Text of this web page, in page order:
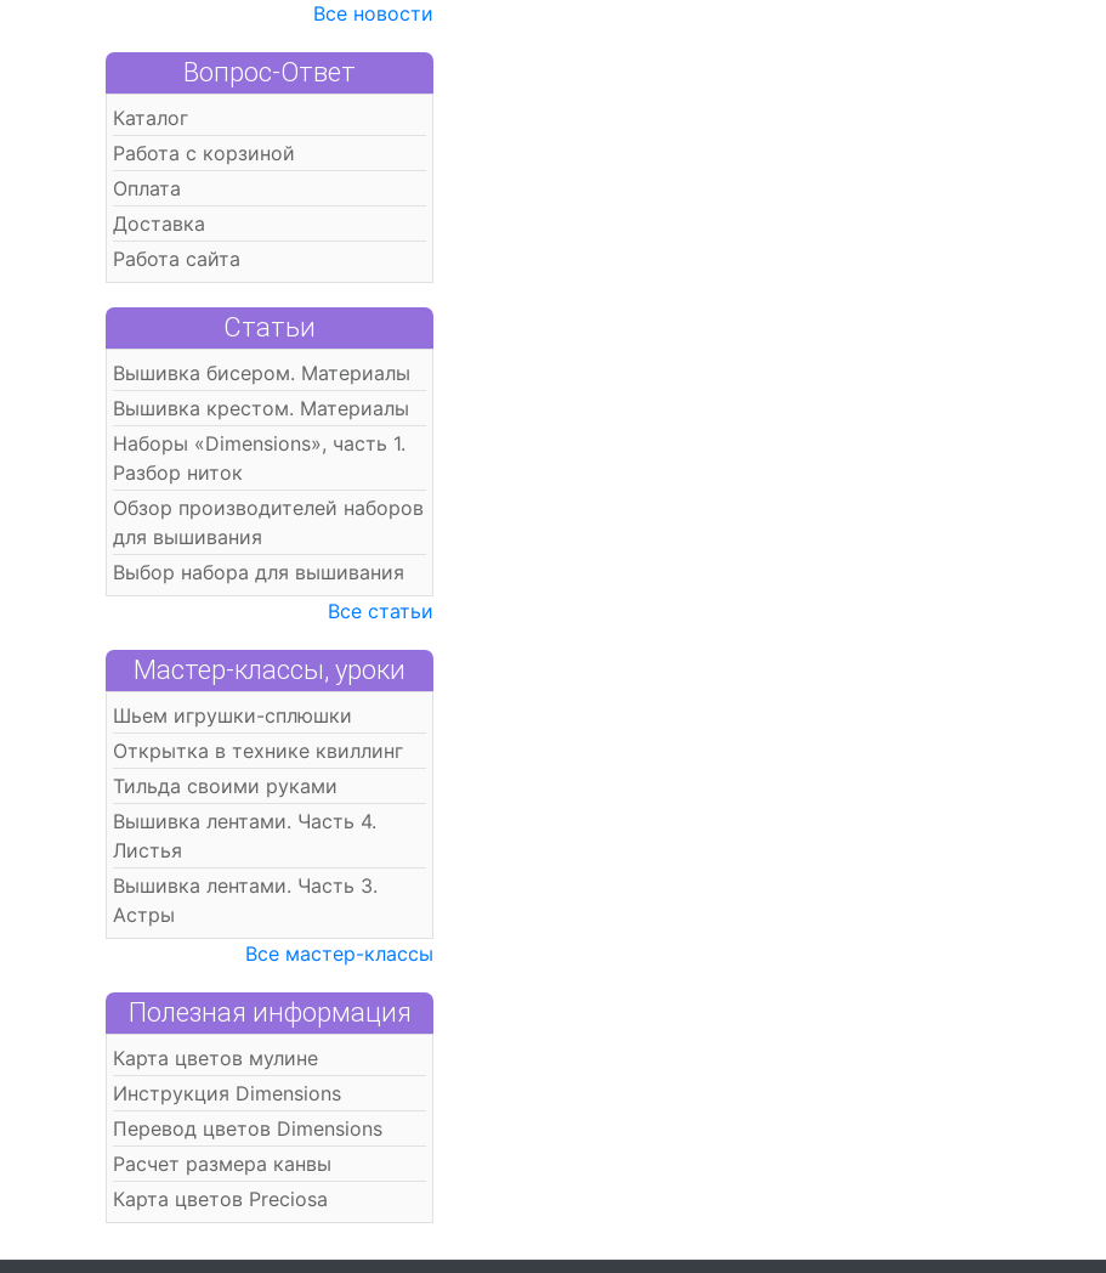
Все новости
Вопрос-Ответ
Каталог
Работа с корзиной
Оплата
Доставка
Работа сайта
Статьи
Вышивка бисером. Материалы
Вышивка крестом. Материалы
Наборы «Dimensions», часть 1.
Разбор ниток
Обзор производителей наборов
для вышивания
Выбор набора для вышивания
Все статьи
Мастер-классы, уроки
Шьем игрушки-сплюшки
Открытка в технике квиллинг
Тильда своими руками
Вышивка лентами. Часть 4.
Листья
Вышивка лентами. Часть 3.
Астры
Все мастер-классы
Полезная информация
Карта цветов мулине
Инструкция Dimensions
Перевод цветов Dimensions
Расчет размера канвы
Карта цветов Preciosa